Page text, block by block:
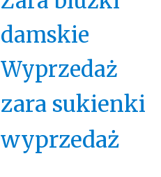
damskie
Wyprzedaż
zara sukienki
wyprzedaż